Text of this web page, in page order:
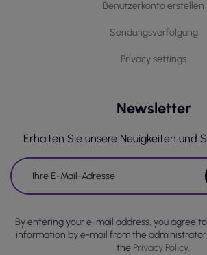
Benutzerkonto erstellen
Sendungsverfolgung
Privacy settings
Newsletter
Erhalten Sie unsere Neuigkeiten und
By entering your e-mail address, you agree
information by e-mail from the
the Privacy Policy.